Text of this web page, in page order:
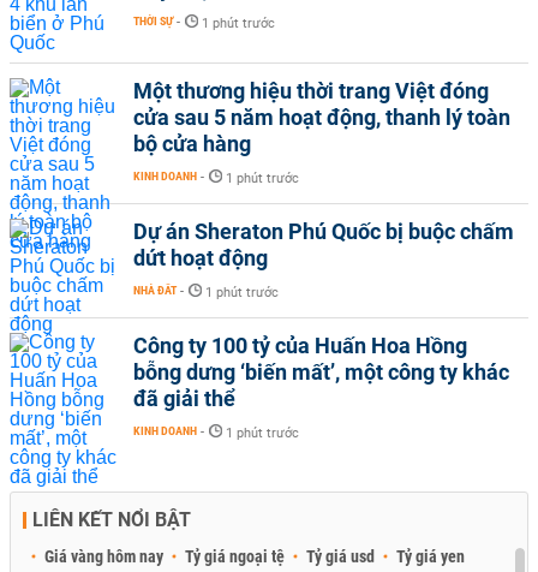
THỜI SỰ - 1 phút trước
Một thương hiệu thời trang Việt đóng
cửa sau 5 năm hoạt động, thanh lý toàn
bộ cửa hàng
KINH DOANH - 1 phút trước
Dự án Sheraton Phú Quốc bị buộc chấm
dứt hoạt động
NHÀ ĐẤT - 1 phút trước
Công ty 100 tỷ của Huấn Hoa Hồng
bỗng dưng ‘biến mất’, một công ty khác
đã giải thể
KINH DOANH - 1 phút trước
LIÊN KẾT NỔI BẬT
Giá vàng hôm nay Tỷ giá ngoại tệ Tỷ giá usd Tỷ giá yen